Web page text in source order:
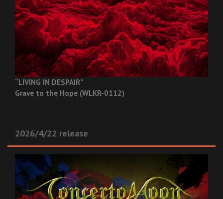
“LIVING IN DESPAIR”
Grave to the Hope (WLKR-0112)
2026/4/22 release